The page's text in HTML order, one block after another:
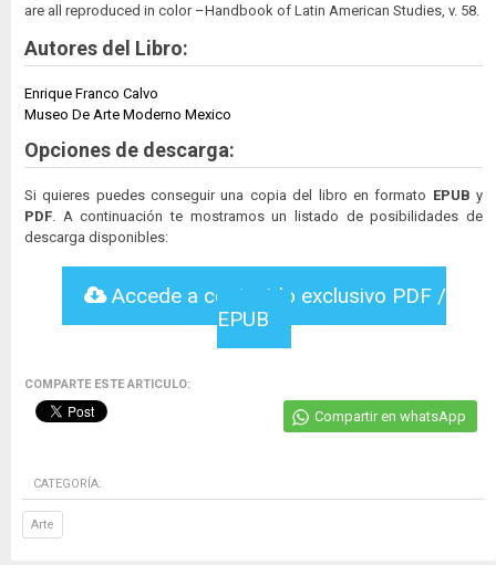
are all reproduced in color –Handbook of Latin American Studies, v. 58.
Autores del Libro:
Enrique Franco Calvo
Museo De Arte Moderno Mexico
Opciones de descarga:
Si quieres puedes conseguir una copia del libro en formato EPUB y
PDF . A continuación te mostramos un listado de posibilidades de
descarga disponibles:
Accede a contenido exclusivo PDF /
EPUB
COMPARTE ESTE ARTICULO:
Compartir en whatsApp
CATEGORÍA:
Arte